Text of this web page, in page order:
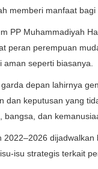
memberi manfaat bagi
PP Muhammadiyah
peran perempuan
seperti biasanya.
depan lahirnya
dan keputusan yang
dan
2022–2026
isu strategis terkait